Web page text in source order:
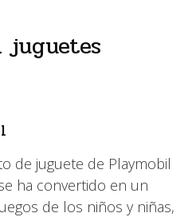
juguetes
de juguete de Playmobil
ha convertido en un
de los niños y niñas,